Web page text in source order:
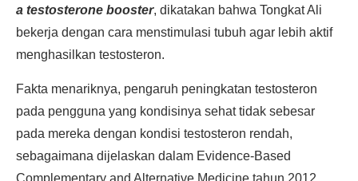
a testosterone booster, dikatakan bahwa Tongkat Ali
bekerja dengan cara menstimulasi tubuh agar lebih aktif
menghasilkan testosteron.
Fakta menariknya, pengaruh peningkatan testosteron
pada pengguna yang kondisinya sehat tidak sebesar
pada mereka dengan kondisi testosteron rendah,
sebagaimana dijelaskan dalam Evidence-Based
Complementary and Alternative Medicine tahun 2012